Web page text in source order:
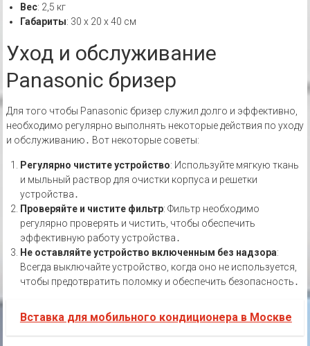
Вес: 2,5 кг
Габариты: 30 х 20 х 40 см
Уход и обслуживание
Panasonic бризер
Для того чтобы Panasonic бризер служил долго и эффективно,
необходимо регулярно выполнять некоторые действия по уходу
и обслуживанию․ Вот некоторые советы:
Регулярно чистите устройство: Используйте мягкую ткань
и мыльный раствор для очистки корпуса и решетки
устройства․
Проверяйте и чистите фильтр: Фильтр необходимо
регулярно проверять и чистить, чтобы обеспечить
эффективную работу устройства․
Не оставляйте устройство включенным без надзора:
Всегда выключайте устройство, когда оно не используется,
чтобы предотвратить поломку и обеспечить безопасность․
Вставка для мобильного кондиционера в Москве